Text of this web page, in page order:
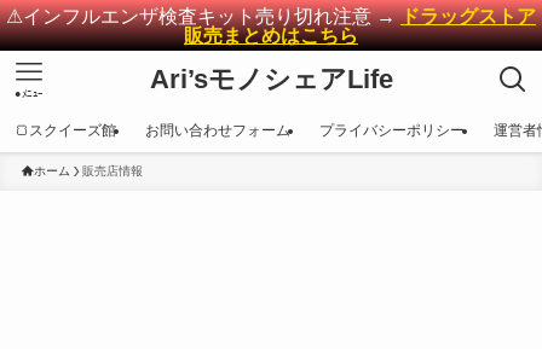
⚠インフルエンザ検査キット売り切れ注意 →ドラッグストア
販売まとめはこちら
Ari’sモノシェアLife
●ﾒﾆｭｰ
🍞スクイーズ館 お問い合わせフォーム プライバシーポリシー 運営者
ホーム 販売店情報